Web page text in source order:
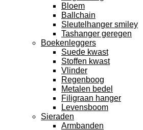
Bloem
Ballchain
Sleutelhanger smiley
Tashanger geregen
Boekenleggers
Suede kwast
Stoffen kwast
Vlinder
Regenboog
Metalen bedel
Filigraan hanger
Levensboom
Sieraden
Armbanden